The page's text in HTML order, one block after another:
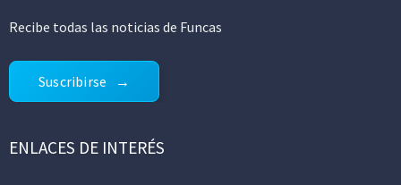
Recibe todas las noticias de Funcas
Suscribirse
ENLACES DE INTERÉS